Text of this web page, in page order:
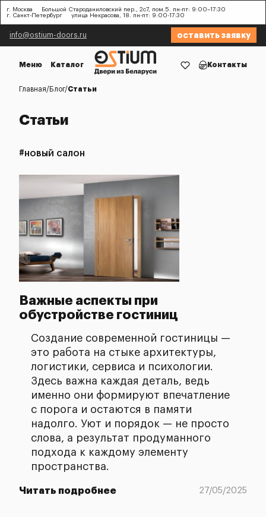
г. Москва
Большой Староданиловский пер., 2с7, пом.5. пн-пт: 9:00–17:30
г. Санкт-Петербург
улица Некрасова, 18. пн-пт: 9:00-17:30
info@ostium-doors.ru оставить заявку
Меню Каталог Контакты
Главная Блог Статьи
Статьи
#новый салон
Важные аспекты при
обустройстве гостиниц
Создание современной гостиницы —
это работа на стыке архитектуры,
логистики, сервиса и психологии.
Здесь важна каждая деталь, ведь
именно они формируют впечатление
с порога и остаются в памяти
надолго. Уют и порядок — не просто
слова, а результат продуманного
подхода к каждому элементу
пространства.
Читать подробнее 27/05/2025